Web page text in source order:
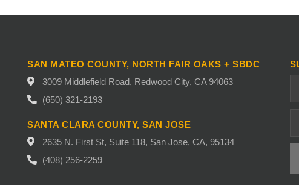
SAN MATEO COUNTY, NORTH FAIR OAKS + SBDC
3009 Middlefield Road, Redwood City, CA 94063
(650) 321-2193
SANTA CLARA COUNTY, SAN JOSE
2635 N. First St, Suite 118, San Jose, CA, 95134
(408) 256-2259